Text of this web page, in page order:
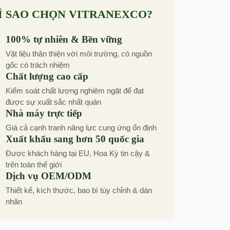
SAO CHỌN VITRANEXCO?
100% tự nhiên & Bền vững
Vật liệu thân thiện với môi trường, có nguồn
gốc có trách nhiệm
Chất lượng cao cấp
Kiểm soát chất lượng nghiêm ngặt để đạt
được sự xuất sắc nhất quán
Nhà máy trực tiếp
Giá cả cạnh tranh năng lực cung ứng ổn định
Xuất khẩu sang hơn 50 quốc gia
Được khách hàng tại EU, Hoa Kỳ tin cậy &
trên toàn thế giới
Dịch vụ OEM/ODM
Thiết kế, kích thước, bao bì tùy chỉnh & dán
nhãn